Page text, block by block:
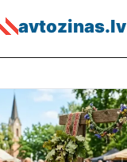
avtozinas.lv